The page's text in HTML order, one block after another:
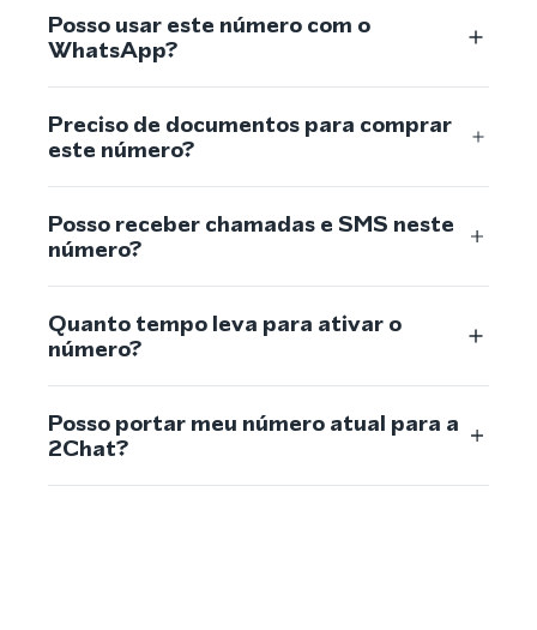
Posso usar este número com o
WhatsApp?
Preciso de documentos para comprar
este número?
Posso receber chamadas e SMS neste
número?
Quanto tempo leva para ativar o
número?
Posso portar meu número atual para a
2Chat?